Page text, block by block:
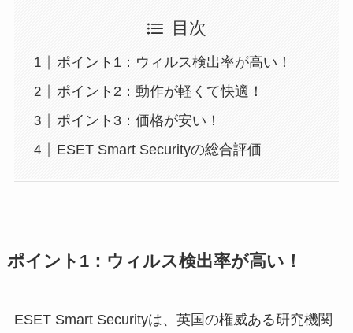
目次
ポイント1：ウィルス検出率が高い！
ポイント2：動作が軽くて快適！
ポイント3：価格が安い！
ESET Smart Securityの総合評価
ポイント1：ウィルス検出率が高い！
ESET Smart Securityは、英国の権威ある研究機関